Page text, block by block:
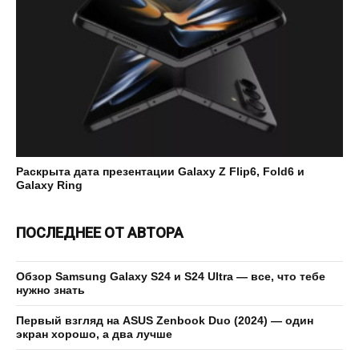
Раскрыта дата презентации Galaxy Z Flip6, Fold6 и
Galaxy Ring
ПОСЛЕДНЕЕ ОТ АВТОРА
Обзор Samsung Galaxy S24 и S24 Ultra — все, что тебе
нужно знать
Первый взгляд на ASUS Zenbook Duo (2024) — один
экран хорошо, а два лучше